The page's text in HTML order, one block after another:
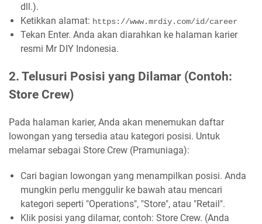
dll.).
Ketikkan alamat: https://www.mrdiy.com/id/career
Tekan Enter. Anda akan diarahkan ke halaman karier
resmi Mr DIY Indonesia.
2. Telusuri Posisi yang Dilamar (Contoh:
Store Crew)
Pada halaman karier, Anda akan menemukan daftar
lowongan yang tersedia atau kategori posisi. Untuk
melamar sebagai Store Crew (Pramuniaga):
Cari bagian lowongan yang menampilkan posisi. Anda
mungkin perlu menggulir ke bawah atau mencari
kategori seperti "Operations", "Store", atau "Retail".
Klik posisi yang dilamar, contoh: Store Crew. (Anda